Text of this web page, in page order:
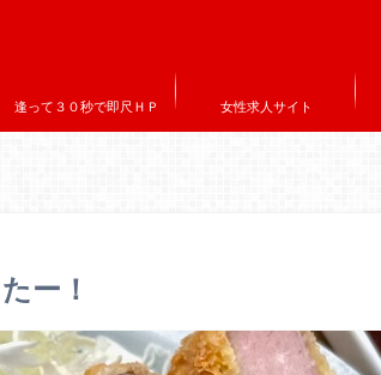
逢って３０秒で即尺ＨＰ 女性求人サイト
ー！